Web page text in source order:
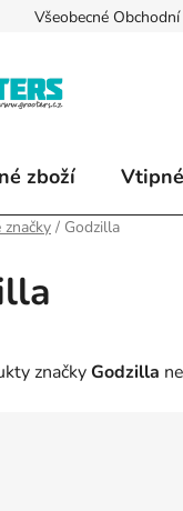
Všeobecné
zboží
značky / Godzilla
značkyGodzilla